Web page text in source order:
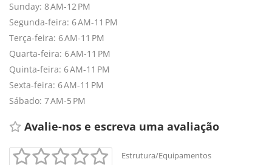
Sunday: 8 AM-12 PM
Segunda-feira: 6 AM-11 PM
Terça-feira: 6 AM-11 PM
Quarta-feira: 6 AM-11 PM
Quinta-feira: 6 AM-11 PM
Sexta-feira: 6 AM-11 PM
Sábado: 7 AM-5 PM
Avalie-nos e escreva uma avaliação
Estrutura/Equipamentos